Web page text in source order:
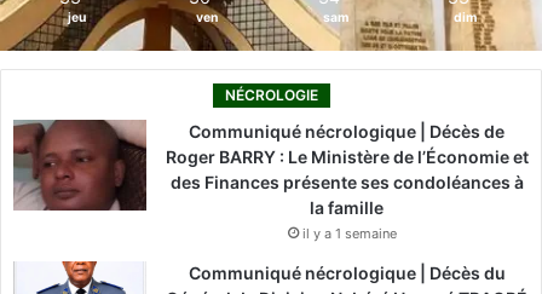
jeu ven sam dim
NÉCROLOGIE
Communiqué nécrologique | Décès de
Roger BARRY : Le Ministère de l’Économie et
des Finances présente ses condoléances à
la famille
il y a 1 semaine
Communiqué nécrologique | Décès du